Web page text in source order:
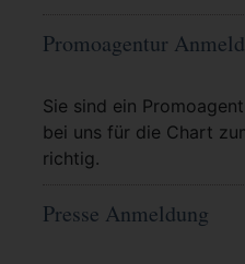
Promoagentur
Sie sind ein
bei uns für die Chart
richtig.
Mehr Info
Presse Anmeldung
Mehr Info